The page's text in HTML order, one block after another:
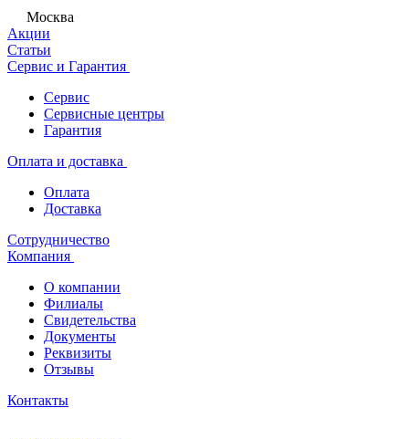
Москва
Акции
Статьи
Сервис и Гарантия
Сервис
Сервисные центры
Гарантия
Оплата и доставка
Оплата
Доставка
Сотрудничество
Компания
О компании
Филиалы
Свидетельства
Документы
Реквизиты
Отзывы
Контакты